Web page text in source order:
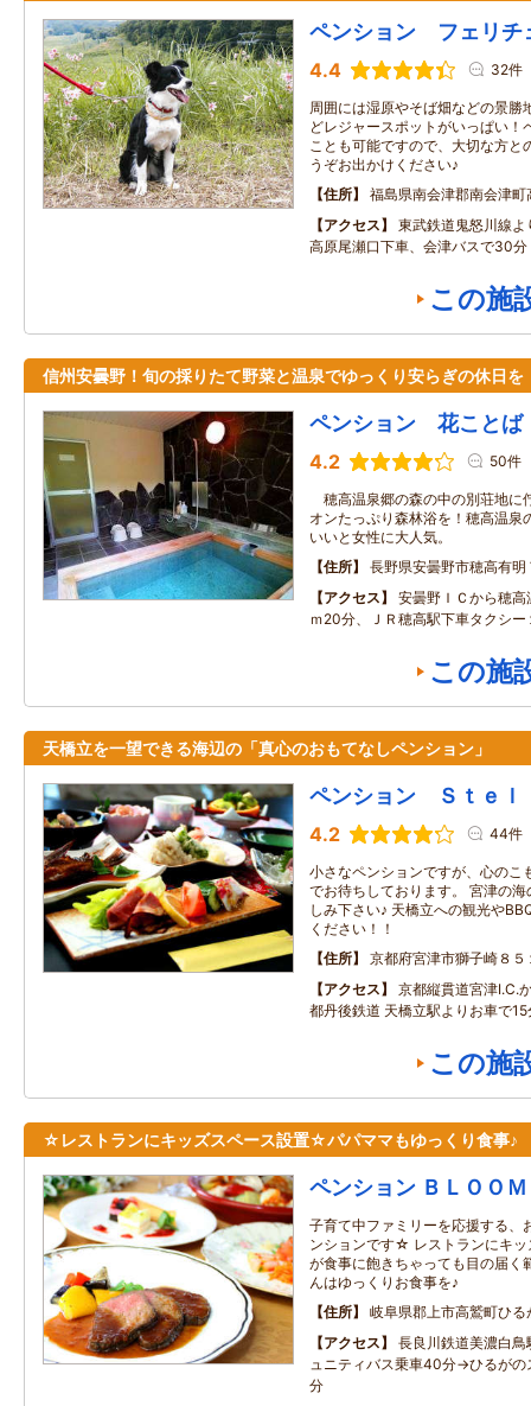
ペンション フェリチ
4.4 32件
周囲には湿原やそば畑などの景勝
どレジャースポットがいっぱい！
ことも可能ですので、大切な方と
うぞお出かけください♪
住所
福島県南会津郡南会津町
アクセス
東武鉄道鬼怒川線
高原尾瀬口下車、会津バスで30分
この施
信州安曇野！旬の採りたて野菜と温泉でゆっくり安らぎの休日を
ペンション 花ことば
4.2 50件
穂高温泉郷の森の中の別荘地に
オンたっぷり森林浴を！穂高温泉
いいと女性に大人気。
住所
長野県安曇野市穂高有明
アクセス
安曇野ＩＣから穂
ｍ20分、ＪＲ穂高駅下車タクシー
この施
天橋立を一望できる海辺の「真心のおもてなしペンション」
ペンション Ｓｔｅｌ
4.2 44件
小さなペンションですが、心のこ
でお待ちしております。 宮津の
しみ下さい♪ 天橋立への観光や
ください！！
住所
京都府宮津市獅子崎８５
アクセス
京都縦貫道宮津I.C.
都丹後鉄道 天橋立駅よりお車で15
この施
☆レストランにキッズスペース設置☆パパママもゆっくり食事♪
ペンション ＢＬＯＯＭ
子育て中ファミリーを応援する、
ンションです☆ レストランにキッ
が食事に飽きちゃっても目の届く
んはゆっくりお食事を♪
住所
岐阜県郡上市高鷲町ひ
アクセス
長良川鉄道美濃白
ュニティバス乗車40分→ひるがの
分